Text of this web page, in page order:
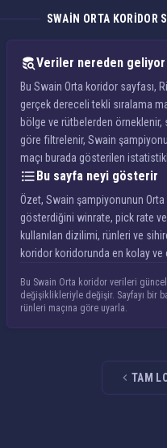
SWAIN ORTA KORIDOR
Veriler nereden geliyor
Bu Swain Orta koridor sayfası,
gerçek dereceli tekli sıralama
bölge ve rütbelerden
göre filtrelenir, Swain
maçı burada gösterilen
Bu sayfa neyi gösterir
Özet, Swain şampiyonunun
gösterdiğini winrate, pick rate
kullanılan dizilimi, rünleri ve
koridor koridorunda en kolay ve
Bu Swain Orta koridor verileri
değişiklikleriyle değişir. Sayfayı bir
rünleri maçına göre uyarla.
TAM